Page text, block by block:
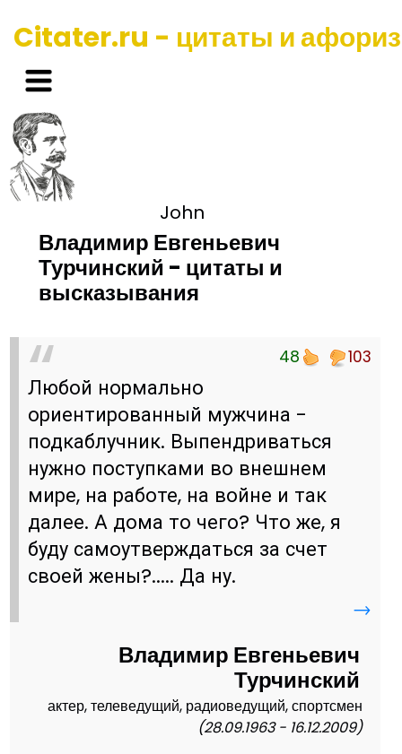
Citater.ru - цитаты и
John
Владимир Евгеньевич
Турчинский - цитаты и
высказывания
48 103
Любой нормально
ориентированный мужчина -
подкаблучник. Выпендриваться
нужно поступками во внешнем
мире, на работе, на войне и так
далее. А дома то чего? Что же, я
буду самоутверждаться за счет
своей жены?..... Да ну.
→
Владимир Евгеньевич
Турчинский
актер, телеведущий, радиоведущий, спортсмен
(28.09.1963 - 16.12.2009)